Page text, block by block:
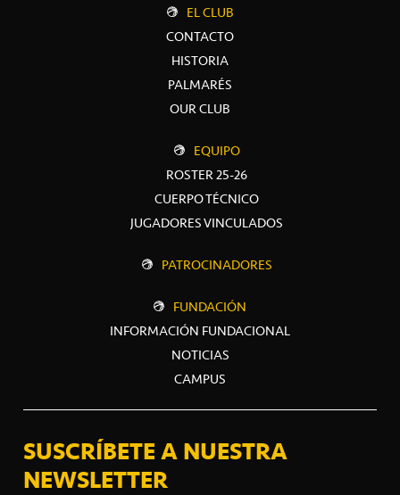
EL CLUB
CONTACTO
HISTORIA
PALMARÉS
OUR CLUB
EQUIPO
ROSTER 25-26
CUERPO TÉCNICO
JUGADORES VINCULADOS
PATROCINADORES
FUNDACIÓN
INFORMACIÓN FUNDACIONAL
NOTICIAS
CAMPUS
SUSCRÍBETE A NUESTRA
NEWSLETTER